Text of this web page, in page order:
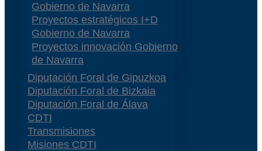
Gobierno de Navarra
Proyectos estratégicos I+D
Gobierno de Navarra
Proyectos innovación Gobierno
de Navarra
Diputación Foral de Gipuzkoa
Diputación Foral de Bizkaia
Diputación Foral de Álava
CDTI
Transmisiones
Misiones CDTI